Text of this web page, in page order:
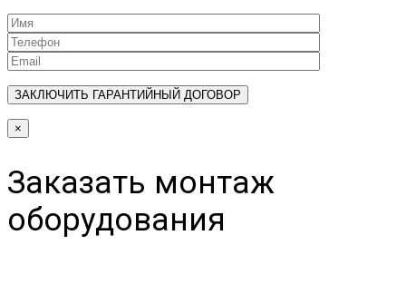
×
Заказать монтаж
оборудования